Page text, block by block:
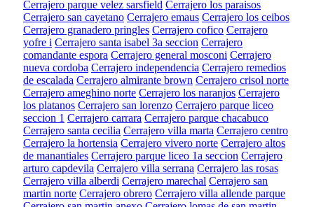
Cerrajero parque velez sarsfield Cerrajero los paraisos
Cerrajero san cayetano Cerrajero emaus Cerrajero los ceibos
Cerrajero granadero pringles Cerrajero cofico Cerrajero
yofre i Cerrajero santa isabel 3a seccion Cerrajero
comandante espora Cerrajero general mosconi Cerrajero
nueva cordoba Cerrajero independencia Cerrajero remedios
de escalada Cerrajero almirante brown Cerrajero crisol norte
Cerrajero ameghino norte Cerrajero los naranjos Cerrajero
los platanos Cerrajero san lorenzo Cerrajero parque liceo
seccion 1 Cerrajero carrara Cerrajero parque chacabuco
Cerrajero santa cecilia Cerrajero villa marta Cerrajero centro
Cerrajero la hortensia Cerrajero vivero norte Cerrajero altos
de manantiales Cerrajero parque liceo 1a seccion Cerrajero
arturo capdevila Cerrajero villa serrana Cerrajero las rosas
Cerrajero villa alberdi Cerrajero marechal Cerrajero san
martin norte Cerrajero obrero Cerrajero villa allende parque